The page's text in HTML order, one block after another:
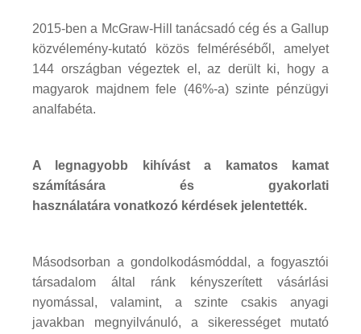
2015-ben a McGraw-Hill tanácsadó cég és a Gallup
közvélemény-kutató közös felméréséből, amelyet
144 országban végeztek el, az derült ki, hogy a
magyarok majdnem fele (46%-a) szinte pénzügyi
analfabéta.
A legnagyobb kihívást a kamatos kamat
számítására és gyakorlati
használatára vonatkozó kérdések jelentették.
Másodsorban a gondolkodásmóddal, a fogyasztói
társadalom által ránk kényszerített vásárlási
nyomással, valamint, a szinte csakis anyagi
javakban megnyilvánuló, a sikerességet mutató